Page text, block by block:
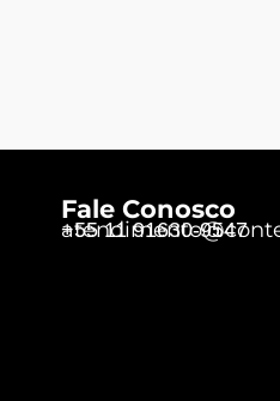
Fale Conosco
+55 11 91630-9547